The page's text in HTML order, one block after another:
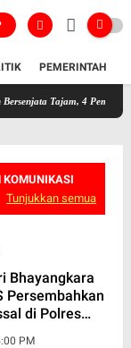
PEMERINTAH
Tajam, 4 Pemuda
KOMUNIKASI
Tunjukkan semua
Bhayangkara
Persembahkan
di Polres
PM